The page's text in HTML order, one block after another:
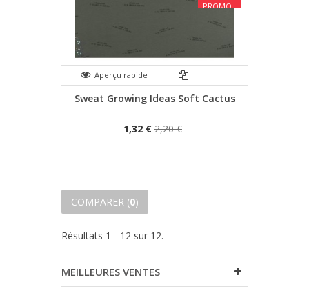
PROMO !
Aperçu rapide
Sweat Growing Ideas Soft Cactus
1,32 € 2,20 €
COMPARER (0)
Résultats 1 - 12 sur 12.
MEILLEURES VENTES